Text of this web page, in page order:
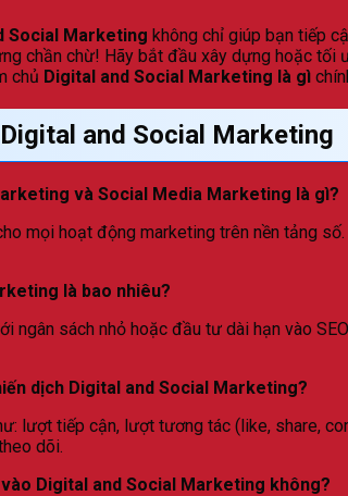
Social Marketing không chỉ giúp bạn tiếp
chần chừ! Hãy bắt đầu xây dựng hoặc tối
chủ Digital and Social Marketing là gì
and Social Marketing
và Social Media Marketing là gì?
mọi hoạt động marketing trên nền tảng
là bao nhiêu?
ngân sách nhỏ hoặc đầu tư dài hạn vào
dịch Digital and Social Marketing?
lượt tiếp cận, lượt tương tác (like, share,
dõi.
Digital and Social Marketing không?